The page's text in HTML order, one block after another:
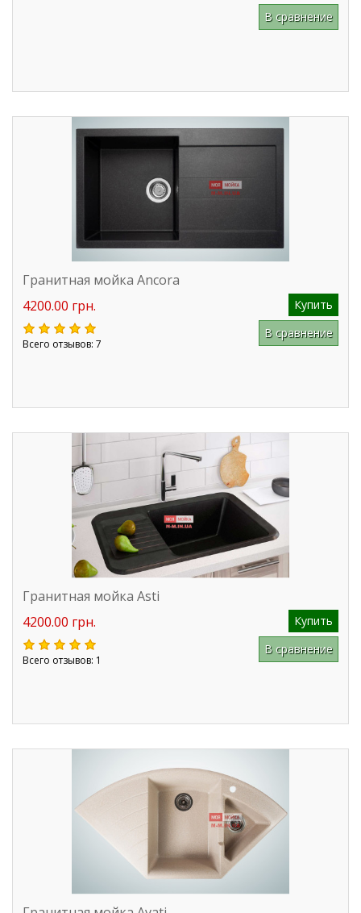
В сравнение
Гранитная мойка Ancora
4200.00 грн.
Купить
Всего отзывов: 7
В сравнение
Гранитная мойка Asti
4200.00 грн.
Купить
Всего отзывов: 1
В сравнение